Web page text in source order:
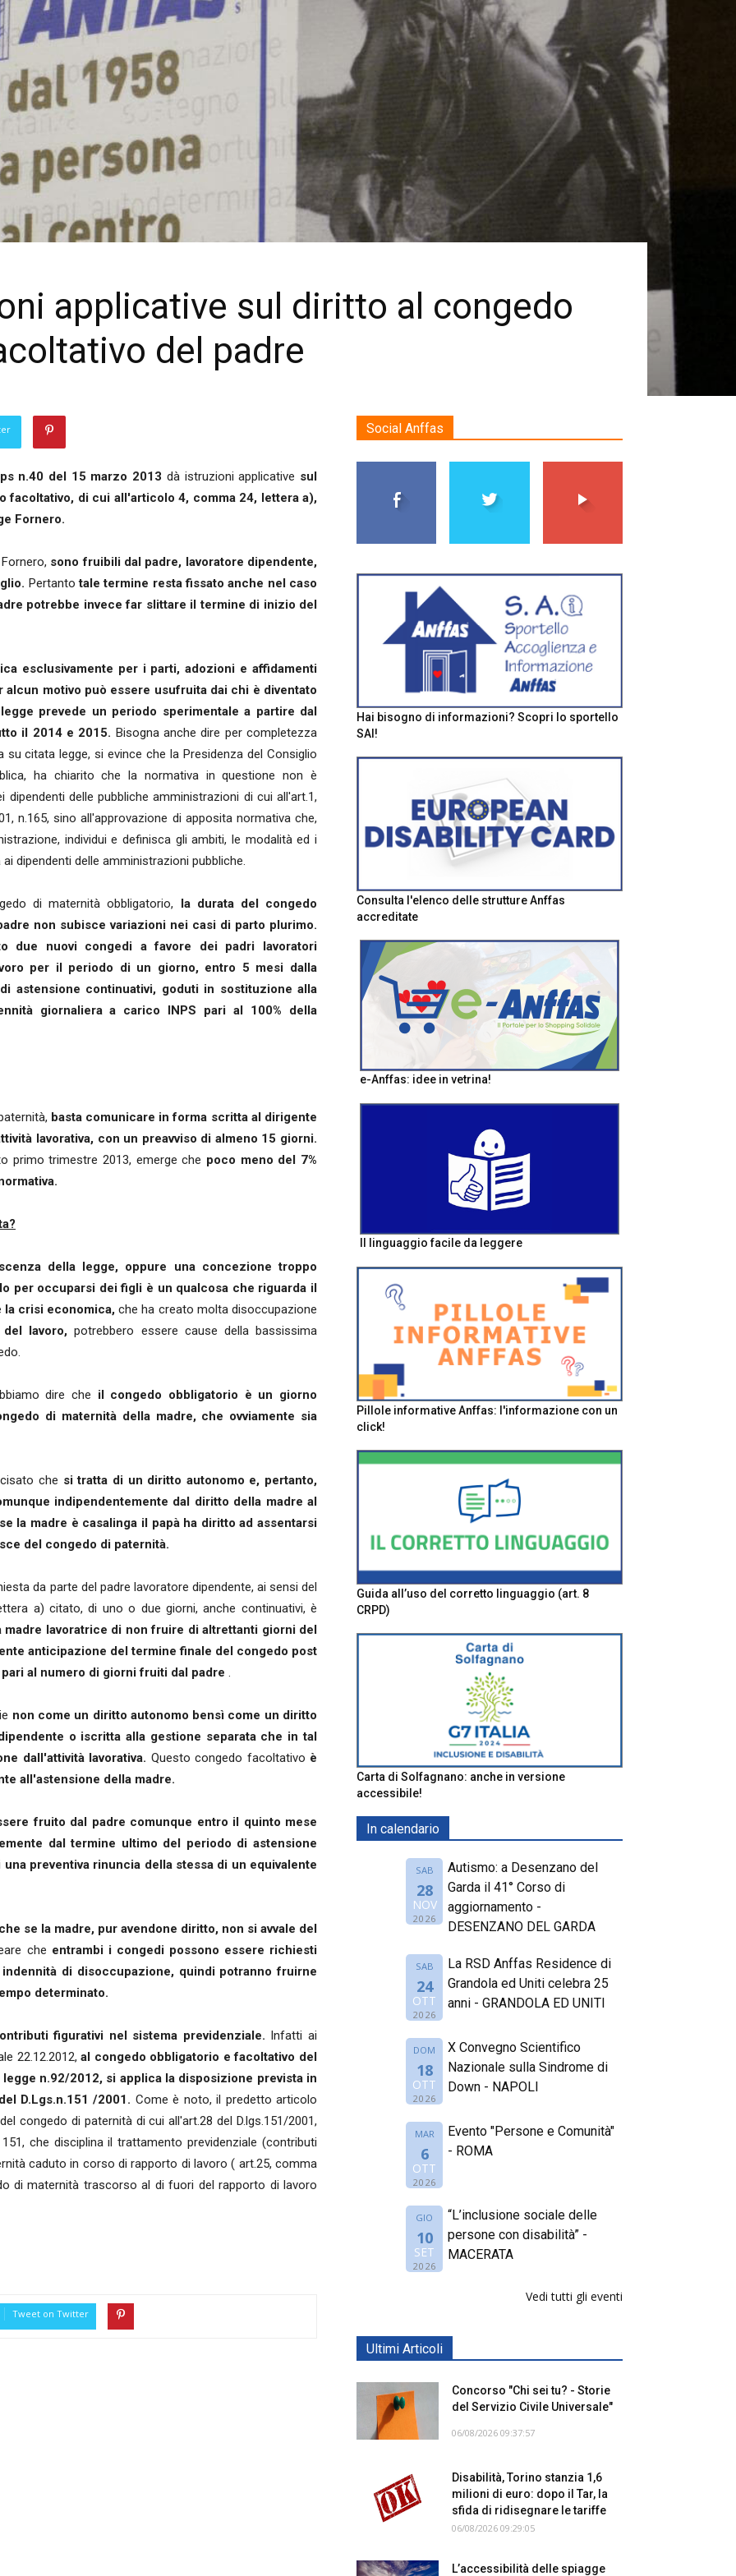
applicative sul diritto al congedo
del padre
n.40 del 15 marzo 2013 dà istruzioni applicative sul
di cui all'articolo 4, comma 24, lettera a),
Fornero.
sono fruibili dal padre, lavoratore dipendente,
Pertantotale termine resta fissato anche nel caso
potrebbe invece far slittare il termine di inizio del
esclusivamente per i parti, adozioni e affidamenti
alcun motivo può essere usufruita dai chi è diventato
prevede un periodo sperimentale a partire dal
il 2014 e 2015. Bisogna anche dire per completezza
citata legge, si evince che la Presidenza del Consiglio
ha chiarito che la normativa in questione non è
delle pubbliche amministrazioni di cui all'art.1,
n.165, sino all'approvazione di apposita normativa che,
individui e definisca gli ambiti, le modalità ed i
dipendenti delle amministrazioni pubbliche.
di maternità obbligatorio,
la durata del congedo
non subisce variazioni nei casi di parto plurimo.
due nuovi congedi a favore dei padri lavoratori
per il periodo di un giorno, entro 5 mesi dalla
astensione continuativi, goduti in sostituzione alla
giornaliera a carico INPS pari al 100% della
basta comunicare in forma scritta al dirigente
lavorativa, con un preavviso di almeno 15 giorni.
primo trimestre 2013, emerge che poco meno del 7%
della legge, oppure una concezione troppo
per occuparsi dei figli è un qualcosa che riguarda il
la crisi economica, che ha creato molta disoccupazione
lavoro, potrebbero essere cause della bassissima
dire che il congedo obbligatorio è un giorno
di maternità della madre, che ovviamente sia
che si tratta di un diritto autonomo e, pertanto,
indipendentemente dal diritto della madre al
la madre è casalinga il papà ha diritto ad assentarsi
del congedo di paternità.
da parte del padre lavoratore dipendente, ai sensi del
a) citato, di uno o due giorni, anche continuativi, è
lavoratrice di non fruire di altrettanti giorni del
anticipazione del termine finale del congedo post
al numero di giorni fruiti dal padre .
non come un diritto autonomo bensì come un diritto
o iscritta alla gestione separata che in tal
dall'attività lavorativa. Questo congedo facoltativo è
all'astensione della madre.
fruito dal padre comunque entro il quinto mese
dal termine ultimo del periodo di astensione
preventiva rinuncia della stessa di un equivalente
se la madre, pur avendone diritto, non si avvale del
che entrambi i congedi possono essere richiesti
di disoccupazione, quindi potranno fruirne
determinato.
figurativi nel sistema previdenziale.
Infatti ai
22.12.2012, al congedo obbligatorio e facoltativo del
n.92/2012, si applica la disposizione prevista in
D.Lgs.n.151 /2001. Come è noto, il predetto articolo
congedo di paternità di cui all'art.28 del D.lgs.151/2001,
che disciplina il trattamento previdenziale (contributi
caduto in corso di rapporto di lavoro ( art.25, comma
di maternità trascorso al di fuori del rapporto di lavoro
Tweet on Twitter
Social Anffas
Hai bisogno di informazioni? Scopri lo sportello
SAI!
Consulta l'elenco delle strutture Anffas
accreditate
e-Anffas: idee in vetrina!
Il linguaggio facile da leggere
Pillole informative Anffas: l'informazione con un
click!
Guida all’uso del corretto linguaggio (art. 8
CRPD)
Carta di Solfagnano: anche in versione
accessibile!
In calendario
SAB
28
NOV
2026
Autismo: a Desenzano del
Garda il 41° Corso di
aggiornamento -
DESENZANO DEL GARDA
SAB
24
OTT
2026
La RSD Anffas Residence di
Grandola ed Uniti celebra 25
anni - GRANDOLA ED UNITI
DOM
18
OTT
2026
X Convegno Scientifico
Nazionale sulla Sindrome di
Down - NAPOLI
MAR
6
OTT
2026
Evento "Persone e Comunità"
- ROMA
GIO
10
SET
2026
“L’inclusione sociale delle
persone con disabilità” -
MACERATA
Vedi tutti gli eventi
Ultimi Articoli
Concorso "Chi sei tu? - Storie
del Servizio Civile Universale"
06/08/2026 09:37:57
Disabilità, Torino stanzia 1,6
milioni di euro: dopo il Tar, la
sfida di ridisegnare le tariffe
06/08/2026 09:29:05
L’accessibilità delle spiagge